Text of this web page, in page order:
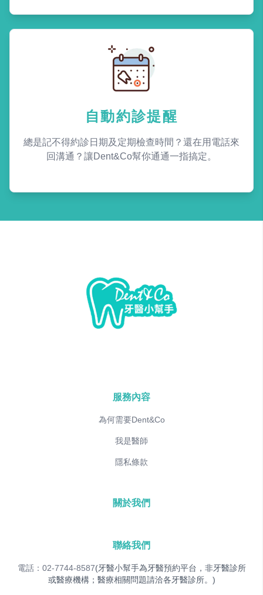
自動約診提醒
總是記不得約診日期及定期檢查時間？還在用電話來
回溝通？讓Dent&Co幫你通通一指搞定。
服務內容
為何需要Dent&Co
我是醫師
隱私條款
關於我們
聯絡我們
電話：02-7744-8587(牙醫小幫手為牙醫預約平台，非牙醫診所
或醫療機構；醫療相關問題請洽各牙醫診所。)